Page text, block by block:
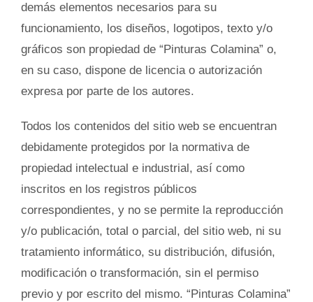
demás elementos necesarios para su
funcionamiento, los diseños, logotipos, texto y/o
gráficos son propiedad de “Pinturas Colamina” o,
en su caso, dispone de licencia o autorización
expresa por parte de los autores.
Todos los contenidos del sitio web se encuentran
debidamente protegidos por la normativa de
propiedad intelectual e industrial, así como
inscritos en los registros públicos
correspondientes, y no se permite la reproducción
y/o publicación, total o parcial, del sitio web, ni su
tratamiento informático, su distribución, difusión,
modificación o transformación, sin el permiso
previo y por escrito del mismo. “Pinturas Colamina”